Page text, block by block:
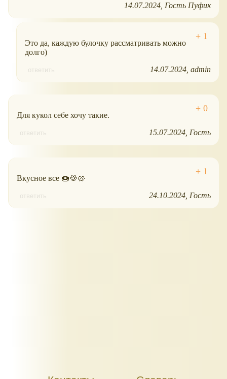
14.07.2024 Гость Пуфик
Это да, каждую булочку рассматривать можно
долго)
ответить 14.07.2024 admin
Для кукол себе хочу такие.
ответить 15.07.2024 Гость
Вкусное все 🍩🍪🥨
ответить 24.10.2024 Гость